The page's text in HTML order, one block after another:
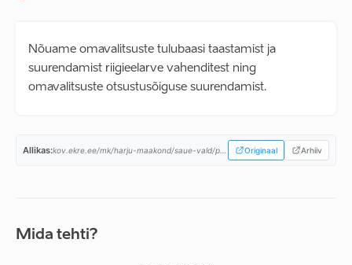
Nõuame omavalitsuste tulubaasi taastamist ja
suurendamist riigieelarve vahenditest ning
omavalitsuste otsustusõiguse suurendamist.
Allikas: Originaal Arhiiv
Mida tehti?